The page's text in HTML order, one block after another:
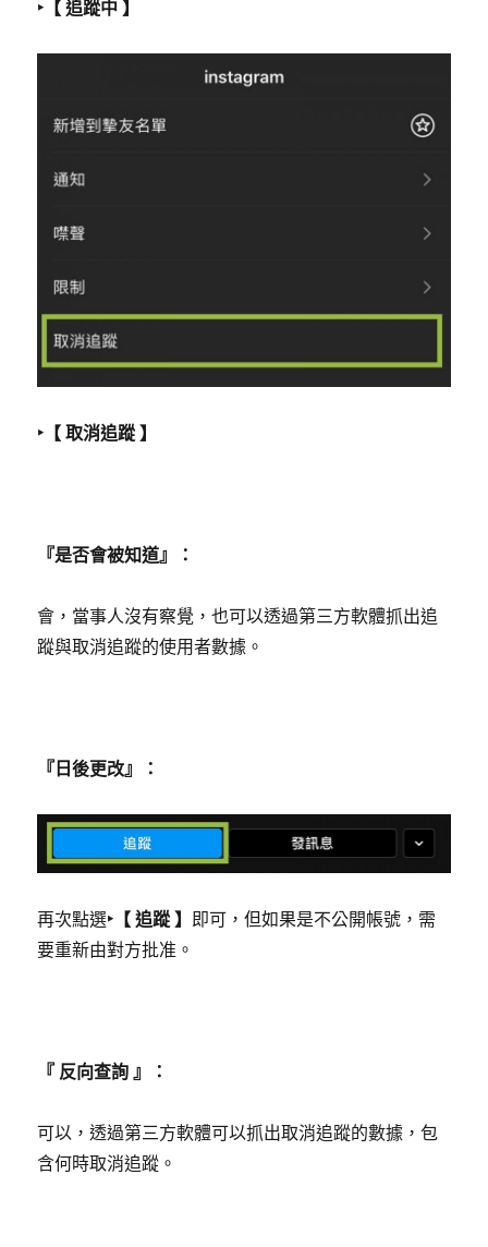
‣【 追蹤中 】
‣【 取消追蹤 】
『是否會被知道』：
會，當事人沒有察覺，也可以透過第三方軟體抓出追
蹤與取消追蹤的使用者數據。
『日後更改』：
再次點選‣ 【 追蹤 】 即可，但如果是不公開帳號，需
要重新由對方批准。
『 反向查詢 』：
可以，透過第三方軟體可以抓出取消追蹤的數據，包
含何時取消追蹤。